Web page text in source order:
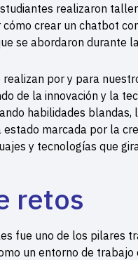
realizaron
crear un chatbot
se abordaron durante
por y para
de la innovación y la
habilidades blandas,
marcada por la
y tecnologías que
retos
fue uno de los pilares
un entorno de trabajo